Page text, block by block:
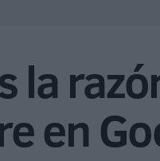
la
en